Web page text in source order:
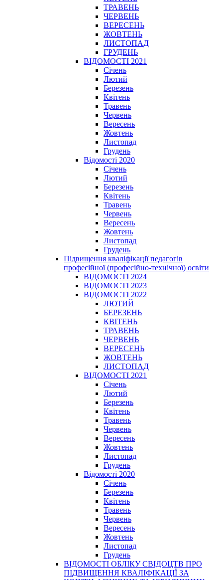
ТРАВЕНЬ
ЧЕРВЕНЬ
ВЕРЕСЕНЬ
ЖОВТЕНЬ
ЛИСТОПАД
ГРУДЕНЬ
ВІДОМОСТІ 2021
Січень
Лютий
Березень
Квітень
Травень
Червень
Вересень
Жовтень
Листопад
Грудень
Відомості 2020
Січень
Лютий
Березень
Квітень
Травень
Червень
Вересень
Жовтень
Листопад
Грудень
Підвищення кваліфікації педагогів
професійної (професійно-технічної) освіти
ВІДОМОСТІ 2024
ВІДОМОСТІ 2023
ВІДОМОСТІ 2022
ЛЮТИЙ
БЕРЕЗЕНЬ
КВІТЕНЬ
ТРАВЕНЬ
ЧЕРВЕНЬ
ВЕРЕСЕНЬ
ЖОВТЕНЬ
ЛИСТОПАД
ВІДОМОСТІ 2021
Січень
Лютий
Березень
Квітень
Травень
Червень
Вересень
Жовтень
Листопад
Грудень
Відомості 2020
Січень
Березень
Квітень
Травень
Червень
Вересень
Жовтень
Листопад
Грудень
ВІДОМОСТІ ОБЛІКУ СВІДОЦТВ ПРО
ПІДВИЩЕННЯ КВАЛІФІКАЦІЇ ЗА